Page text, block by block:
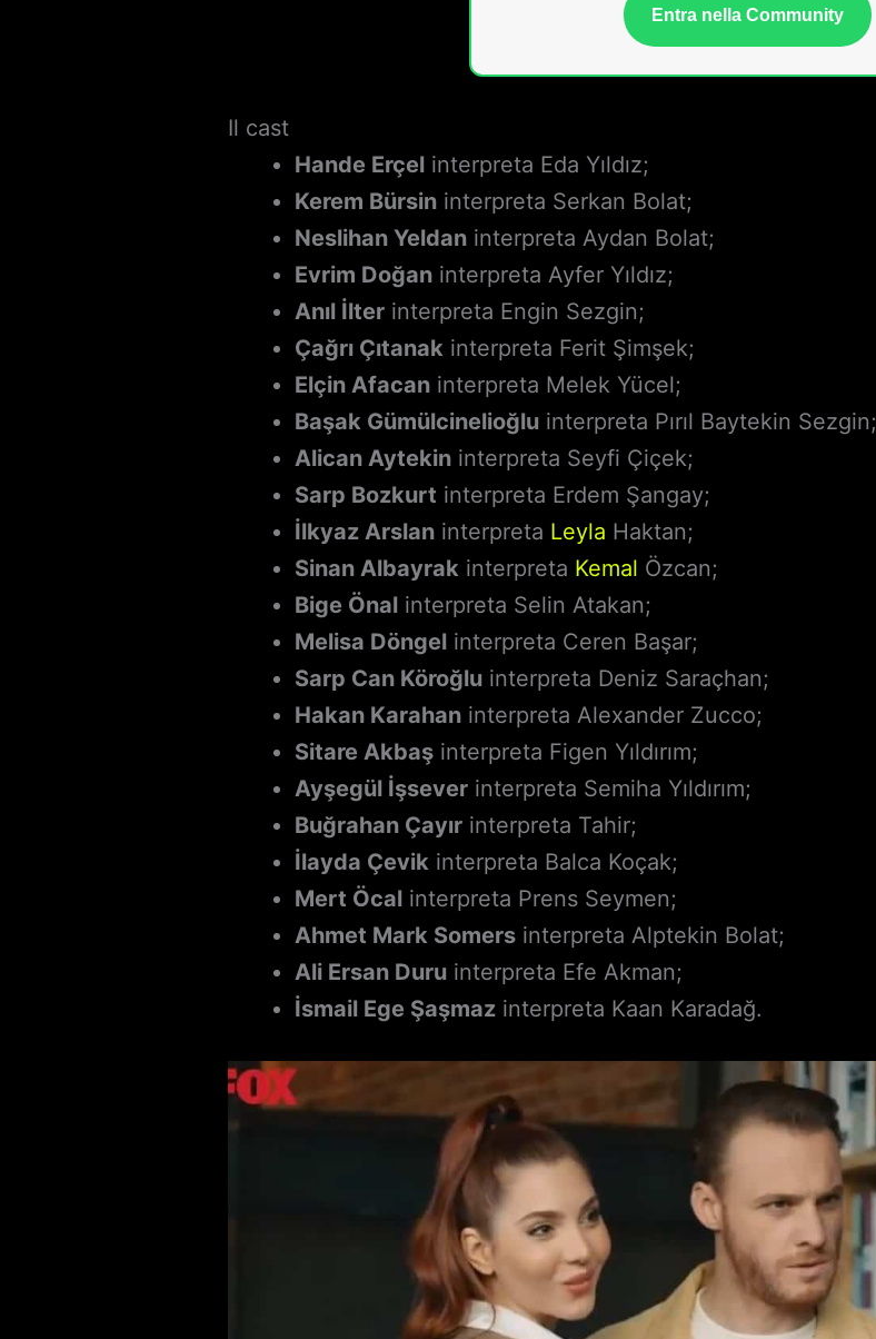
Entra nella Community
Il cast
Hande Erçel interpreta Eda Yıldız;
Kerem Bürsin interpreta Serkan Bolat;
Neslihan Yeldan interpreta Aydan Bolat;
Evrim Doğan interpreta Ayfer Yıldız;
Anıl İlter interpreta Engin Sezgin;
Çağrı Çıtanak interpreta Ferit Şimşek;
Elçin Afacan interpreta Melek Yücel;
Başak Gümülcinelioğlu interpreta Pırıl Baytekin Sezgin;
Alican Aytekin interpreta Seyfi Çiçek;
Sarp Bozkurt interpreta Erdem Şangay;
İlkyaz Arslan interpreta Leyla Haktan;
Sinan Albayrak interpreta Kemal Özcan;
Bige Önal interpreta Selin Atakan;
Melisa Döngel interpreta Ceren Başar;
Sarp Can Köroğlu interpreta Deniz Saraçhan;
Hakan Karahan interpreta Alexander Zucco;
Sitare Akbaş interpreta Figen Yıldırım;
Ayşegül İşsever interpreta Semiha Yıldırım;
Buğrahan Çayır interpreta Tahir;
İlayda Çevik interpreta Balca Koçak;
Mert Öcal interpreta Prens Seymen;
Ahmet Mark Somers interpreta Alptekin Bolat;
Ali Ersan Duru interpreta Efe Akman;
İsmail Ege Şaşmaz interpreta Kaan Karadağ.